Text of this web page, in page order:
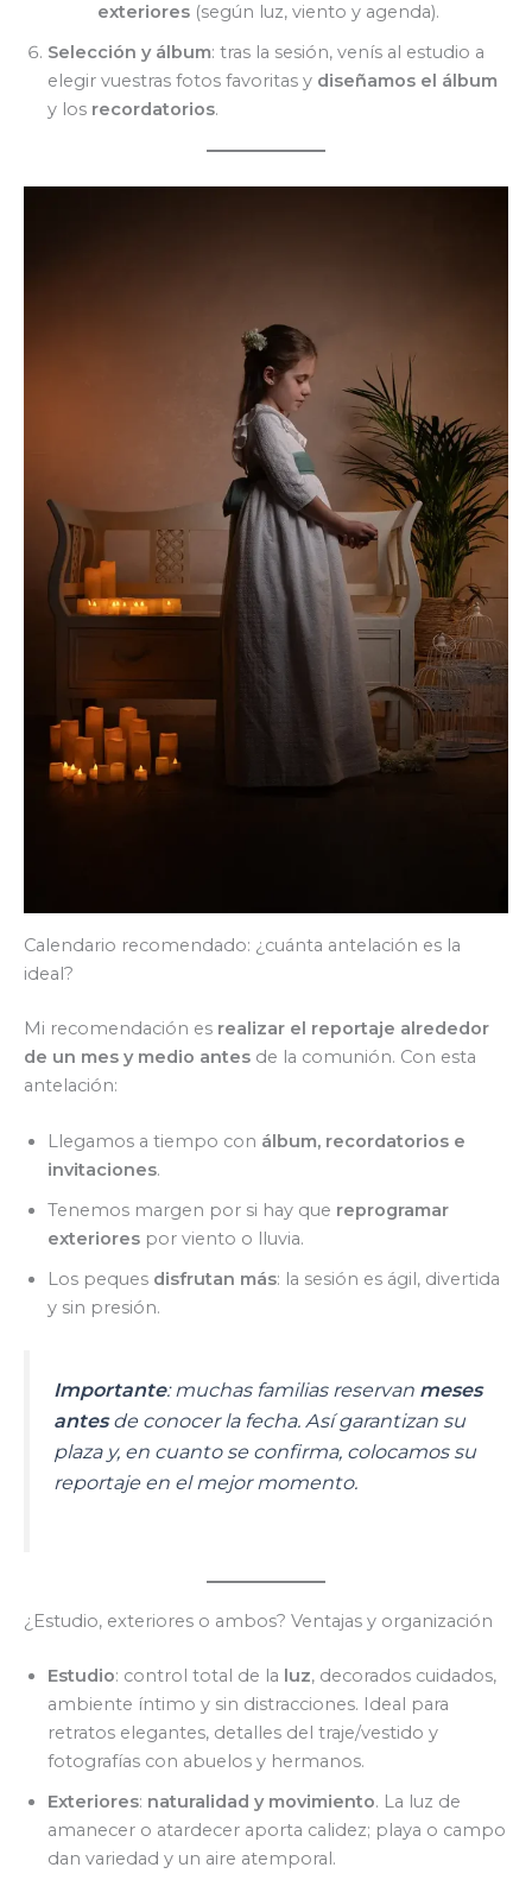
exteriores(según luz, viento y agenda).
Selección y álbum: tras la sesión, venís al estudio a
elegir vuestras fotos favoritas y diseñamos el álbum
y los recordatorios.
Calendario recomendado: ¿cuánta antelación es la
ideal?
Mi recomendación es realizar el reportaje alrededor
de un mes y medio antes de la comunión. Con esta
antelación:
Llegamos a tiempo con álbum, recordatorios e
invitaciones.
Tenemos margen por si hay que reprogramar
exteriores por viento o lluvia.
Los peques disfrutan más: la sesión es ágil, divertida
y sin presión.
Importante: muchas familias reservan meses
antesde conocer la fecha. Así garantizan su
plaza y, en cuanto se confirma, colocamos su
reportaje en el mejor momento.
¿Estudio, exteriores o ambos? Ventajas y organización
Estudio: control total de la luz, decorados cuidados,
ambiente íntimo y sin distracciones. Ideal para
retratos elegantes, detalles del traje/vestido y
fotografías con abuelos y hermanos.
Exteriores: naturalidad y movimiento. La luz de
amanecer o atardecer aporta calidez; playa o campo
dan variedad y un aire atemporal.